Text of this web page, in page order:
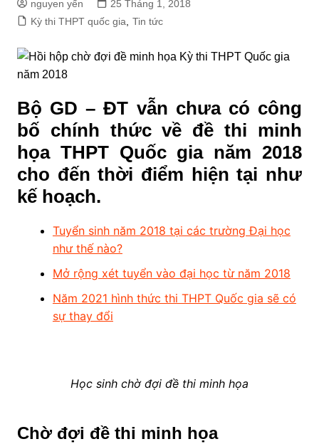
nguyen yến
25 Tháng 1, 2018
Kỳ thi THPT quốc gia
Tin tức
Bộ GD – ĐT vẫn chưa có công
bố chính thức về đề thi minh
họa THPT Quốc gia năm 2018
cho đến thời điểm hiện tại như
kế hoạch.
Tuyển sinh năm 2018 tại các trường Đại học
như thế nào?
Mở rộng xét tuyển vào đại học từ năm 2018
Năm 2021 hình thức thi THPT Quốc gia sẽ có
sự thay đổi
Học sinh chờ đợi đề thi minh họa
Chờ đợi đề thi minh họa